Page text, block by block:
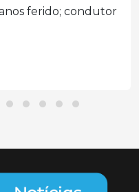
oferece suporte